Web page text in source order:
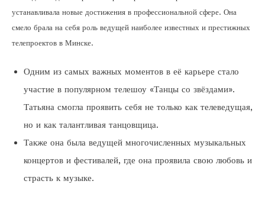
устанавливала новые достижения в профессиональной сфере. Она
смело брала на себя роль ведущей наиболее известных и престижных
телепроектов в Минске.
Одним из самых важных моментов в её карьере стало
участие в популярном телешоу «Танцы со звёздами».
Татьяна смогла проявить себя не только как телеведущая,
но и как талантливая танцовщица.
Также она была ведущей многочисленных музыкальных
концертов и фестивалей, где она проявила свою любовь и
страсть к музыке.